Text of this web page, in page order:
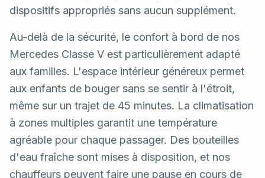
dispositifs appropriés sans aucun supplément.
Au-delà de la sécurité, le confort à bord de nos
Mercedes Classe V est particulièrement adapté
aux familles. L'espace intérieur généreux permet
aux enfants de bouger sans se sentir à l'étroit,
même sur un trajet de 45 minutes. La climatisation
à zones multiples garantit une température
agréable pour chaque passager. Des bouteilles
d'eau fraîche sont mises à disposition, et nos
chauffeurs peuvent faire une pause en cours de